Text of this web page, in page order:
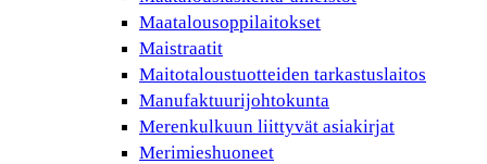
Maatalousoppilaitokset
Maistraatit
Maitotaloustuotteiden tarkastuslaitos
Manufaktuurijohtokunta
Merenkulkuun liittyvät asiakirjat
Merimieshuoneet